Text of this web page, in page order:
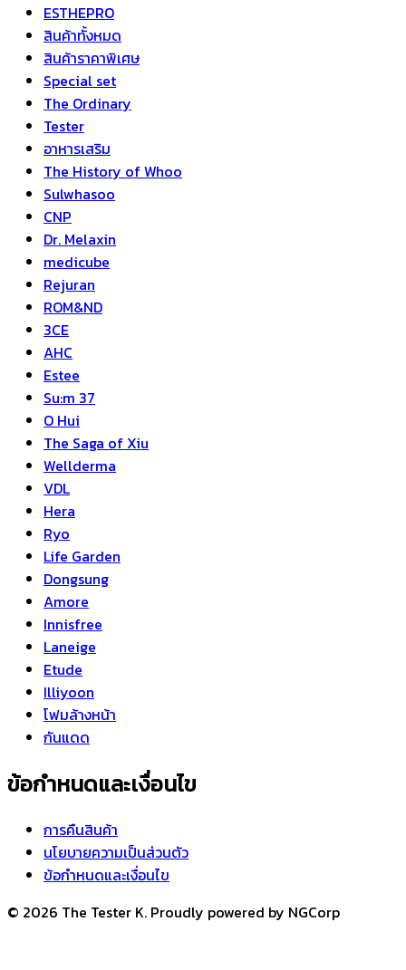
ESTHEPRO
สินค้าทั้งหมด
สินค้าราคาพิเศษ
Special set
The Ordinary
Tester
อาหารเสริม
The History of Whoo
Sulwhasoo
CNP
Dr. Melaxin
medicube
Rejuran
ROM&ND
3CE
AHC
Estee
Su:m 37
O Hui
The Saga of Xiu
Wellderma
VDL
Hera
Ryo
Life Garden
Dongsung
Amore
Innisfree
Laneige
Etude
Illiyoon
โฟมล้างหน้า
กันแดด
ข้อกำหนดและเงื่อนไข
การคืนสินค้า
นโยบายความเป็นส่วนตัว
ข้อกำหนดและเงื่อนไข
© 2026 The Tester K. Proudly powered by NGCorp